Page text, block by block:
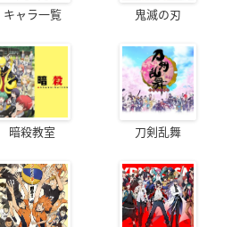
キャラ一覧 鬼滅の刃
暗殺教室 刀剣乱舞